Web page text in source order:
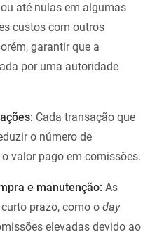
até nulas em algumas
custos com outros
garantir que a
por uma autoridade
Cada transação que
o número de
valor pago em comissões.
e manutenção: As
prazo, como o day
elevadas devido ao